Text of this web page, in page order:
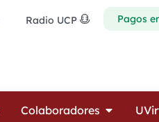
Radio UCP Pagos
Colaboradores Open